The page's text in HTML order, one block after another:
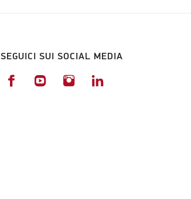
SEGUICI SUI SOCIAL MEDIA